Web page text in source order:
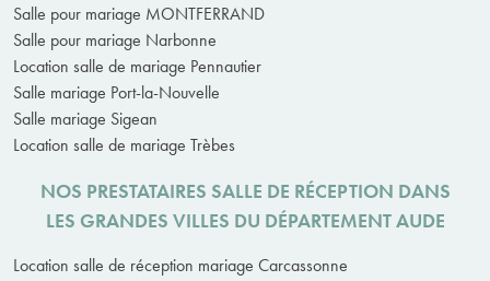
Salle pour mariage MONTFERRAND
Salle pour mariage Narbonne
Location salle de mariage Pennautier
Salle mariage Port-la-Nouvelle
Salle mariage Sigean
Location salle de mariage Trèbes
NOS PRESTATAIRES SALLE DE RÉCEPTION DANS
LES GRANDES VILLES DU DÉPARTEMENT AUDE
Location salle de réception mariage Carcassonne